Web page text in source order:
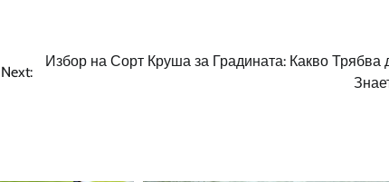
Next:
Избор на Сорт Круша за Градината: Какво Трябва